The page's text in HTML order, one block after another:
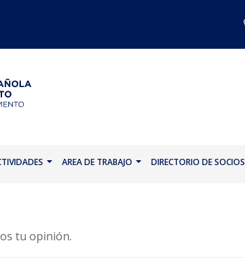
AREA DE TRABAJO DIRECTORIO DE SOCIOS
tu opinión.